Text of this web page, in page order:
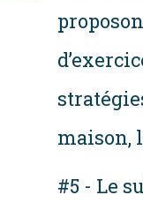
maison,
#5 - Le